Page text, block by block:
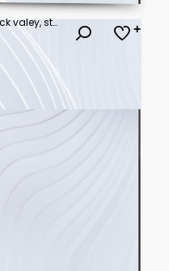
Sci-fi magical landscape with rock valey, star and sun. Digital painting illustration. Element furnished by NASA